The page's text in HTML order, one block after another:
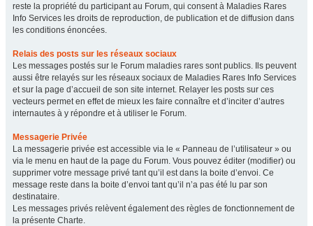
reste la propriété du participant au Forum, qui consent à Maladies Rares
Info Services les droits de reproduction, de publication et de diffusion dans
les conditions énoncées.
Relais des posts sur les réseaux sociaux
Les messages postés sur le Forum maladies rares sont publics. Ils peuvent
aussi être relayés sur les réseaux sociaux de Maladies Rares Info Services
et sur la page d’accueil de son site internet. Relayer les posts sur ces
vecteurs permet en effet de mieux les faire connaître et d’inciter d’autres
internautes à y répondre et à utiliser le Forum.
Messagerie Privée
La messagerie privée est accessible via le « Panneau de l’utilisateur » ou
via le menu en haut de la page du Forum. Vous pouvez éditer (modifier) ou
supprimer votre message privé tant qu’il est dans la boite d’envoi. Ce
message reste dans la boite d’envoi tant qu’il n’a pas été lu par son
destinataire.
Les messages privés relèvent également des règles de fonctionnement de
la présente Charte.